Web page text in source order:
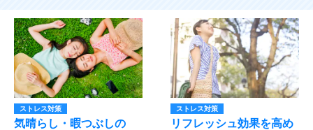
ストレス対策
気晴らし・暇つぶしの
ストレス対策
リフレッシュ効果を高め